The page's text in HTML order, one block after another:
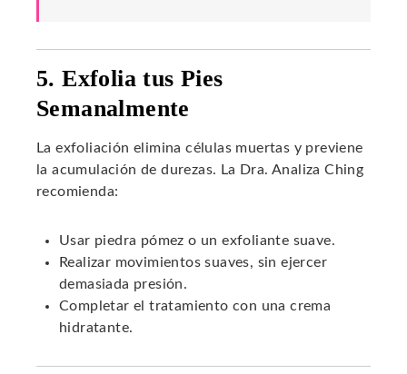
5. Exfolia tus Pies
Semanalmente
La exfoliación elimina células muertas y previene
la acumulación de durezas. La Dra. Analiza Ching
recomienda:
Usar piedra pómez o un exfoliante suave.
Realizar movimientos suaves, sin ejercer
demasiada presión.
Completar el tratamiento con una crema
hidratante.